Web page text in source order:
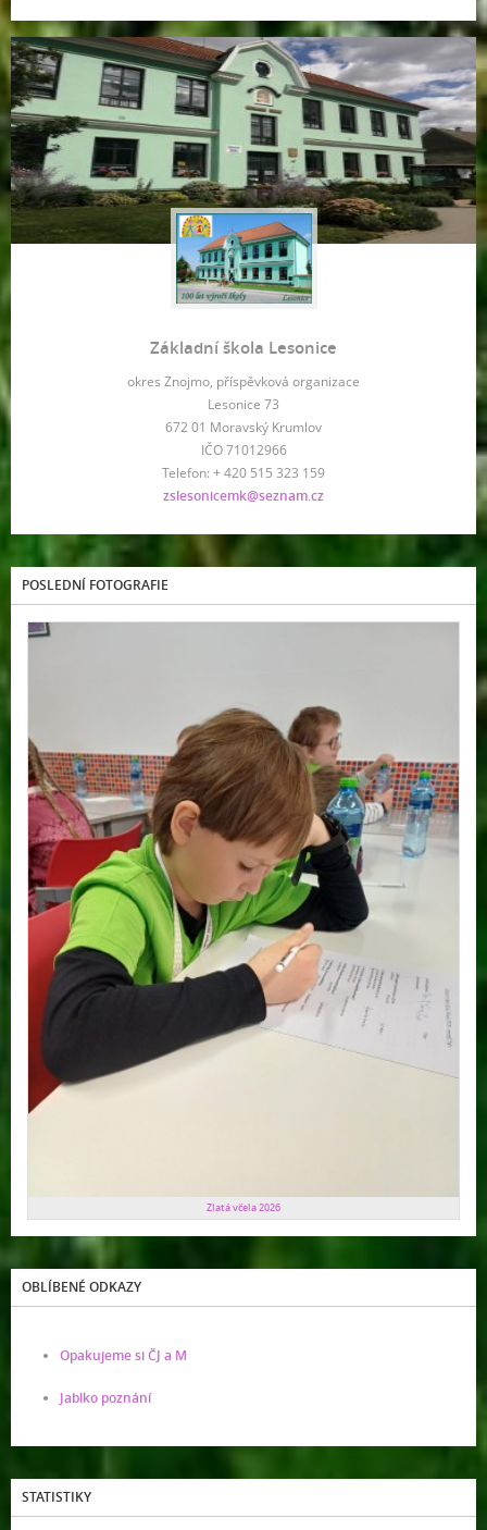
Základní škola Lesonice
okres Znojmo, příspěvková organizace
Lesonice 73
672 01 Moravský Krumlov
IČO 71012966
Telefon: + 420 515 323 159
zslesonicemk@seznam.cz
POSLEDNÍ FOTOGRAFIE
Zlatá včela 2026
OBLÍBENÉ ODKAZY
Opakujeme si ČJ a M
Jablko poznání
STATISTIKY